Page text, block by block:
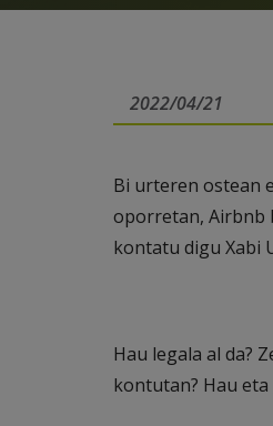
2022/04/21
Bi urteren ostean
oporretan, Airbnb
kontatu digu Xabi
Hau legala al da?
kontutan? Hau eta